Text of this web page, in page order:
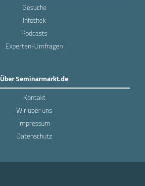
Gesuche
Infothek
Podcasts
Experten-Umfragen
Über Seminarmarkt.de
Kontakt
Wir über uns
Impressum
Datenschutz